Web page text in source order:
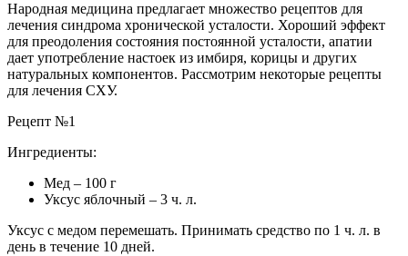
Народная медицина предлагает множество рецептов для
лечения синдрома хронической усталости. Хороший эффект
для преодоления состояния постоянной усталости, апатии
дает употребление настоек из имбиря, корицы и других
натуральных компонентов. Рассмотрим некоторые рецепты
для лечения СХУ.
Рецепт №1
Ингредиенты:
Мед – 100 г
Уксус яблочный – 3 ч. л.
Уксус с медом перемешать. Принимать средство по 1 ч. л. в
день в течение 10 дней.